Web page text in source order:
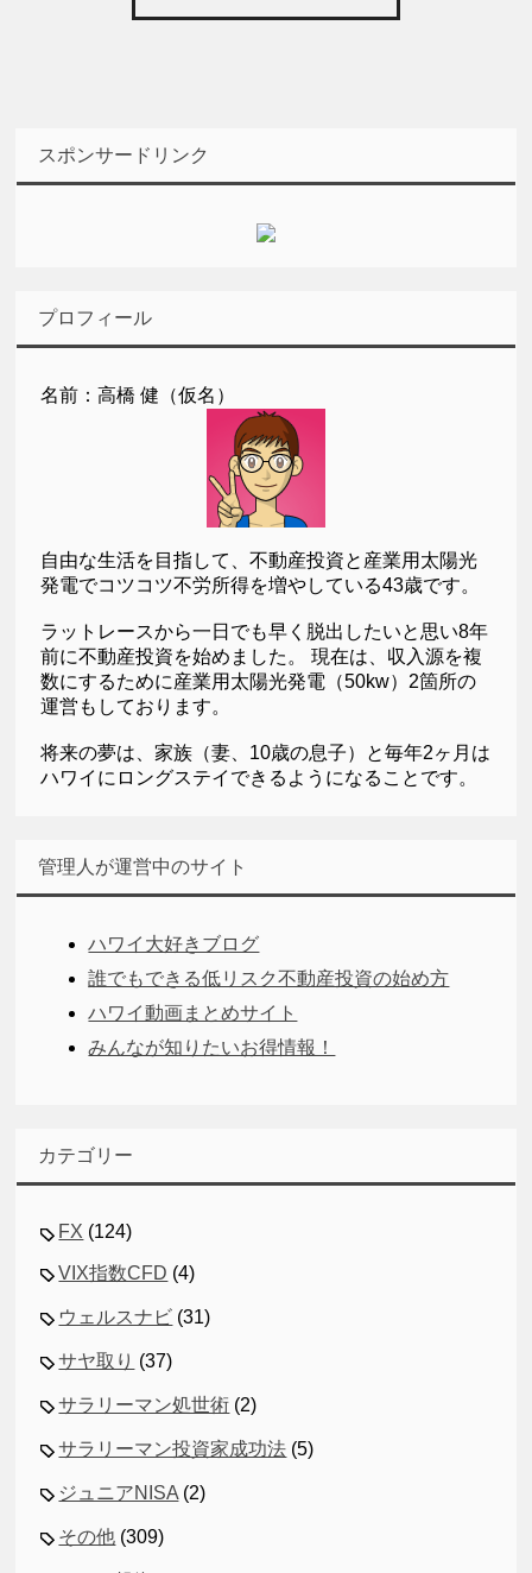
スポンサードリンク
プロフィール
名前：高橋 健（仮名）
自由な生活を目指して、不動産投資と産業用太陽光
発電でコツコツ不労所得を増やしている43歳です。
ラットレースから一日でも早く脱出したいと思い8年
前に不動産投資を始めました。 現在は、収入源を複
数にするために産業用太陽光発電（50kw）2箇所の
運営もしております。
将来の夢は、家族（妻、10歳の息子）と毎年2ヶ月は
ハワイにロングステイできるようになることです。
管理人が運営中のサイト
ハワイ大好きブログ
誰でもできる低リスク不動産投資の始め方
ハワイ動画まとめサイト
みんなが知りたいお得情報！
カテゴリー
FX (124)
VIX指数CFD (4)
ウェルスナビ (31)
サヤ取り (37)
サラリーマン処世術 (2)
サラリーマン投資家成功法 (5)
ジュニアNISA (2)
その他 (309)